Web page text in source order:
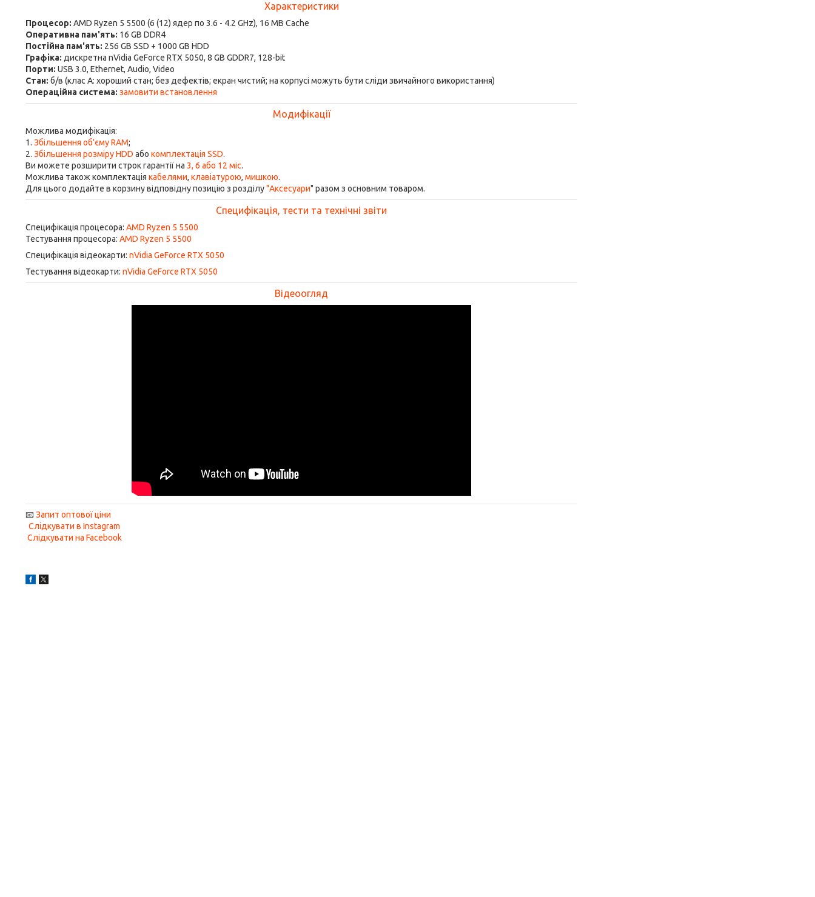
Характеристики
Процесор: AMD Ryzen 5 5500 (6 (12) ядер по 3.6 - 4.2 GHz), 16 MB Cache
Оперативна пам'ять: 16 GB DDR4
Постійна пам'ять: 256 GB SSD + 1000 GB HDD
Графіка: дискретна nVidia GeForce RTX 5050, 8 GB GDDR7, 128-bit
Порти: USB 3.0, Ethernet, Audio, Video
Стан: б/в (клас А: хороший стан; без дефектів; екран чистий; на корпусі можуть бути сліди звичайного використання)
Операційна система: замовити встановлення
Модифікації
Можлива модифікація:
1. Збільшення об'єму RAM;
2. Збільшення розміру HDD або комплектація SSD.
Ви можете розширити строк гарантії на 3, 6 або 12 міс.
Можлива також комплектація кабелями, клавіатурою, мишкою.
Для цього додайте в корзину відповідну позицію з розділу"Аксесуари" разом з основним товаром.
Специфікація, тести та технічні звіти
Специфікація процесора: AMD Ryzen 5 5500
Тестування процесора: AMD Ryzen 5 5500
Специфікація відеокарти: nVidia GeForce RTX 5050
Тестування відеокарти: nVidia GeForce RTX 5050
Відеоогляд
📧Запит оптової ціни
Слідкувати в Instagram
Слідкувати на Facebook